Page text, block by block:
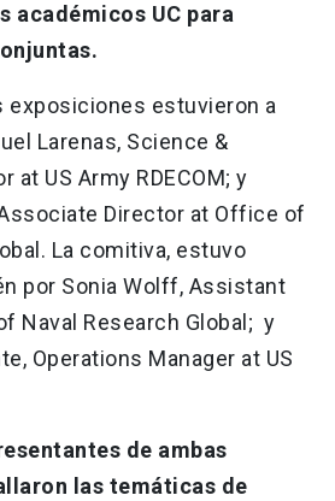
académicos UC para
exposiciones estuvieron a
Larenas, Science &
at US Army RDECOM; y
Director at Office of
La comitiva, estuvo
por Sonia Wolff, Assistant
Naval Research Global; y
Operations Manager at US
de ambas
las temáticas de